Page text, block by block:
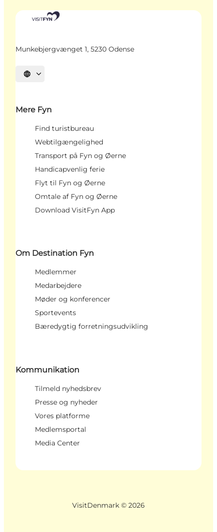
Munkebjergvænget 1, 5230 Odense
Vælg sprog
Mere Fyn
Find turistbureau
Webtilgængelighed
Transport på Fyn og Øerne
Handicapvenlig ferie
Flyt til Fyn og Øerne
Omtale af Fyn og Øerne
Download VisitFyn App
Om Destination Fyn
Medlemmer
Medarbejdere
Møder og konferencer
Sportevents
Bæredygtig forretningsudvikling
Kommunikation
Tilmeld nyhedsbrev
Presse og nyheder
Vores platforme
Medlemsportal
Media Center
VisitDenmark © 2026